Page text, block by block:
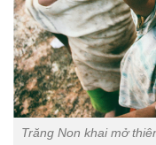
Trăng Non khai mở